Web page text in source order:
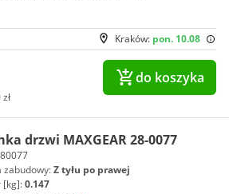
Kraków: pon. 10.08
do koszyka
drzwi MAXGEAR 28-0077
zabudowy:Z tyłu po prawej
[kg]:0.147